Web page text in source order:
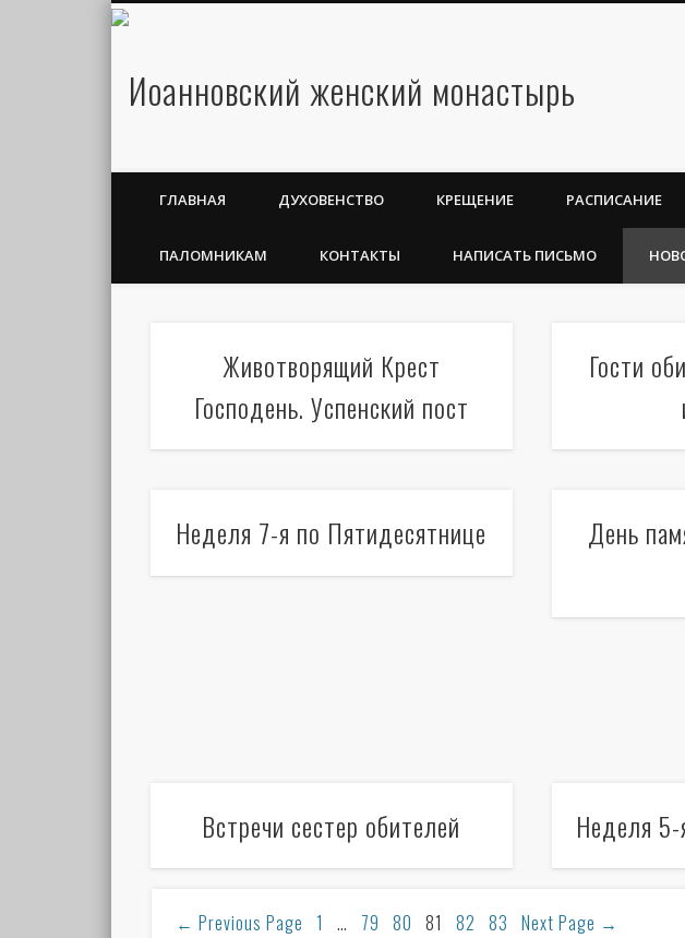
ГЛАВНАЯ ДУХОВЕНСТВО КРЕЩЕНИЕ РАСПИСАНИЕ
ПАЛОМНИКАМ КОНТАКТЫ НАПИСАТЬ ПИСЬМО
Животворящий Крест
Господень. Успенский пост
Гости
Неделя 7-я по Пятидесятнице
День
Встречи сестер обителей Неделя
← Previous Page 1 … 79 80 81 82 83 Next Page →